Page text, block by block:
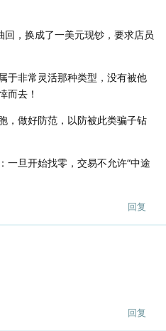
，换成了一美元现钞，要求店员
于非常灵活那种类型，没有被他
而去！
，做好防范，以防被此类骗子钻
一旦开始找零，交易不允许“中途
回复
回复